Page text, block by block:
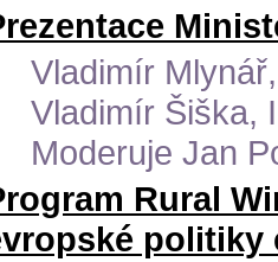
Vladimír
Vladimír Šiška,
Moderuje Jan
Rural
politiky